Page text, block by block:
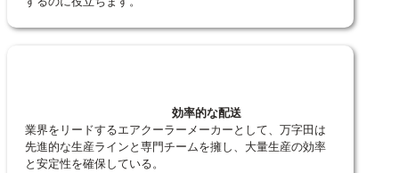
効率的な配送
業界をリードするエアクーラーメーカーとして、万字田は
先進的な生産ラインと専門チームを擁し、大量生産の効率
と安定性を確保している。